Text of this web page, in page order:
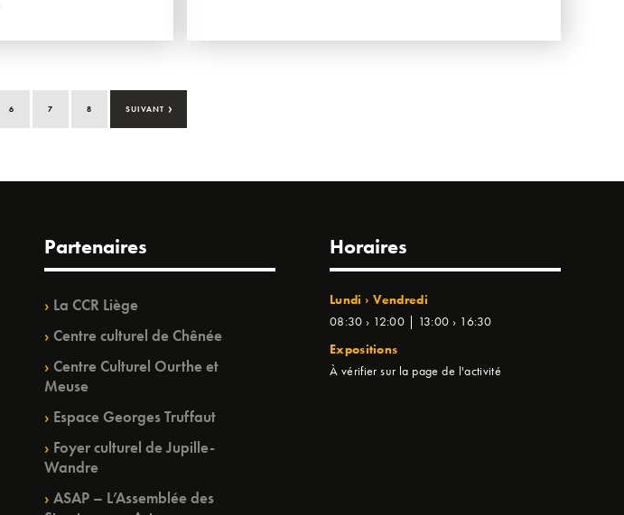
6 7 8 SUIVANT ›
Partenaires
La CCR Liège
Centre culturel de Chênée
Centre Culturel Ourthe et
Meuse
Espace Georges Truffaut
Foyer culturel de Jupille-
Wandre
ASAP – L’Assemblée des
Horaires
Lundi › Vendredi
08:30 › 12:00 | 13:00 › 16:30
Expositions
À vérifier sur la page de l'activité